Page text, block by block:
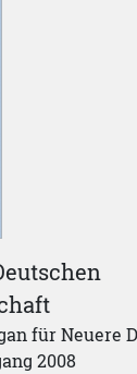
für Neuere
2008